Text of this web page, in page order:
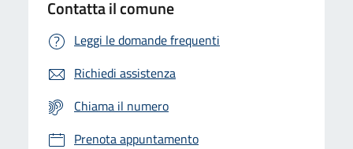
Contatta il comune
Leggi le domande frequenti
Richiedi assistenza
Chiama il numero
Prenota appuntamento